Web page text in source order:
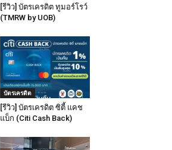
[รีวิว] บัตรเครดิต ทูมอร์โรว์
(TMRW by UOB)
บัตรเครดิต
[รีวิว] บัตรเครดิต ซิตี้ แคช
แบ็ก (Citi Cash Back)